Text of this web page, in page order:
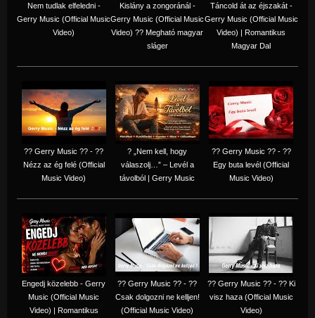
Nem tudlak elfeledni -
Gerry Music (Official Music
Video)
Kislány a zongoránál -
Gerry Music (Official Music
Video) ?? Megható magyar
sláger
Táncold át az éjszakát -
Gerry Music (Official Music
Video) | Romantikus
Magyar Dal
?? Gerry Music ?? - ??
Nézz az ég felé (Official
Music Video)
? „Nem kell, hogy
válaszolj…” – Levél a
távolból | Gerry Music
?? Gerry Music ?? - ??
Egy buta levél (Official
Music Video)
Engedj közelebb - Gerry
Music (Official Music
Video) | Romantikus
?? Gerry Music ?? - ??
Csak dolgozni ne kelljen!
(Official Music Video)
?? Gerry Music ?? - ?? Ki
visz haza (Official Music
Video)